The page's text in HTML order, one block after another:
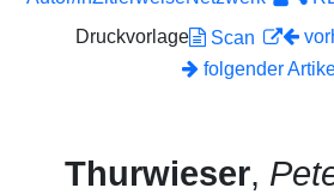
Druckvorlage
Scan
folgender
Thurwieser,